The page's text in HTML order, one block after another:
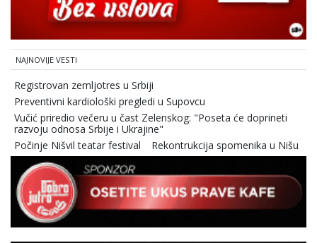
NAJNOVIJE VESTI
Registrovan zemljotres u Srbiji
Preventivni kardiološki pregledi u Supovcu
Vučić priredio večeru u čast Zelenskog: "Poseta će doprineti
razvoju odnosa Srbije i Ukrajine"
Počinje Nišvil teatar festival
Rekontrukcija spomenika u Nišu